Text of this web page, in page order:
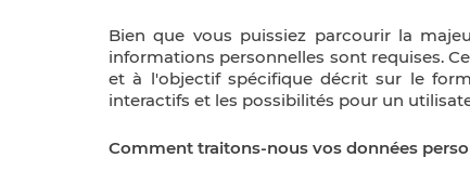
Bien que vous puissiez parcourir la
informations personnelles sont requises.
et à l'objectif spécifique décrit sur le
interactifs et les possibilités pour un
Comment traitons-nous vos données